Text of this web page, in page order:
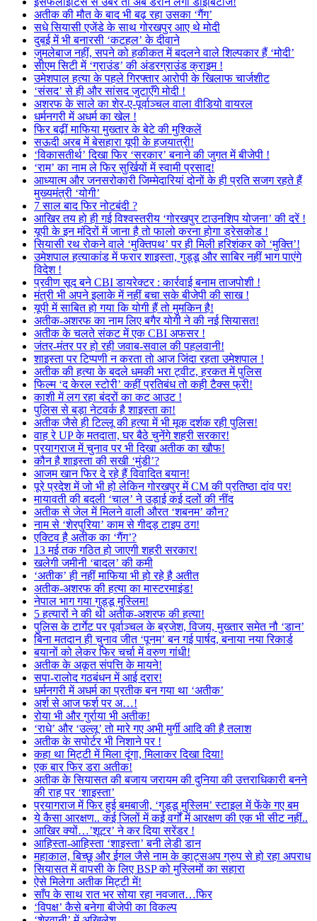
अतीक की मौत के बाद भी बढ़ रहा उसका ‘गैंग’
सधे सियासी एजेंडे के साथ गोरखपुर आए थे मोदी
दुबई में भी बनारसी ‘कटहल’ के दीवाने
जुमलेबाज नहीं, सपने को हकीकत में बदलने वाले शिल्पकार हैं ‘मोदी’
सीएम सिटी में ‘ग्राउंड’ की अंडरग्राउंड क्राइम !
उमेशपाल हत्या के पहले गिरफ्तार आरोपी के खिलाफ चार्जशीट
‘संसद’ से ही और सांसद जुटाएँगे मोदी !
अशरफ के साले का शेर-ए-पूर्वाञ्चल वाला वीडियो वायरल
धर्मनगरी में अधर्म का खेल !
फिर बढ़ीं माफिया मुख्तार के बेटे की मुश्किलें
सऊदी अरब में बेसहारा यूपी के हजयात्री!
‘विकासतीर्थ’ दिखा फिर ‘सरकार’ बनाने की जुगत में बीजेपी !
‘राम’ का नाम ले फिर सुर्खियों में स्वामी प्रसाद!
आध्यात्म और जनसरोकारी जिम्मेदारियां दोनों के ही प्रति सजग रहते हैं
मुख्यमंत्री ‘योगी’
7 साल बाद फिर नोटबंदी ?
आखिर तय हो ही गई विश्वस्तरीय ‘गोरखपुर टाउनशिप योजना’ की दरें !
यूपी के इन मंदिरों में जाना है तो फालो करना होगा ड्रेसकोड !
सियासी रथ रोकने वाले ‘मुक्तिपथ’ पर ही मिली हरिशंकर को ‘मुक्ति’!
उमेशपाल हत्याकांड में फरार शाइस्ता, गुड्डू और साबिर नहीं भाग पाएंगे
विदेश !
प्रवीण सूद बने CBI डायरेक्टर : कार्रवाई बनाम ताजपोशी !
मंत्री भी अपने इलाके में नहीं बचा सके बीजेपी की साख !
यूपी में साबित हो गया कि योगी हैं तो मुमकिन है!
अतीक-अशरफ का नाम लिए बगैर योगी ने की नई सियासत!
अतीक के चलते संकट में एक CBI अफसर !
जंतर-मंतर पर हो रही जवाब-सवाल की पहलवानी!
शाइस्ता पर टिप्पणी न करता तो आज जिंदा रहता उमेशपाल !
अतीक की हत्या के बदले धमकी भरा ट्वीट, हरकत में पुलिस
फिल्म ‘द केरल स्टोरी’ कहीं प्रतिबंध तो कही टैक्स फ्री!
काशी में लग रहा बंदरों का कट आउट !
पुलिस से बड़ा नेटवर्क है शाइस्ता का!
अतीक जैसे ही टिल्लू की हत्या में भी मूक दर्शक रही पुलिस!
वाह रे UP के मतदाता, घर बैठे चुनेंगे शहरी सरकार!
प्रयागराज में चुनाव पर भी दिखा अतीक का खौफ!
कौन है शाइस्ता की सखी ‘मुंडी’?
आजम खान फिर दे रहे हैं विवादित बयान!
पूरे प्रदेश में जो भी हो लेकिन गोरखपुर में CM की प्रतिष्ठा दांव पर!
मायावती की बदली ‘चाल’ ने उड़ाई कई दलों की नींद
अतीक से जेल में मिलने वाली औरत ‘शबनम’ कौन?
नाम से ‘शेरपुरिया’ काम से गीदड़ टाइप ठग!
एक्टिव है अतीक का ‘गैंग’?
13 मई तक गठित हो जाएगी शहरी सरकार!
खलेगी जमीनी ‘बादल’ की कमी
‘अतीक’ ही नहीं माफिया भी हो रहे है अतीत
अतीक-अशरफ की हत्या का मास्टरमाइंड!
नेपाल भाग गया गुड्डू मुस्लिम!
5 हत्यारों ने की थी अतीक-अशरफ की हत्या!
पुलिस के टार्गेट पर पूर्वाञ्चल के ब्रजेश, विजय, मुख्तार समेत नौ ‘डान’
बिना मतदान ही चुनाव जीत ‘पूनम’ बन गई पार्षद, बनाया नया रिकार्ड
बयानों को लेकर फिर चर्चा में वरुण गांधी!
अतीक के अकूत संपत्ति के मायने!
सपा-रालोद गठबंधन में आई दरार!
धर्मनगरी में अधर्म का प्रतीक बन गया था ‘अतीक’
अर्श से आज फर्श पर अ…!
रोया भी और गुर्राया भी अतीक!
‘राधे’ और ‘उल्लू’ तो मारे गए अभी मुर्गी आदि की है तलाश
अतीक के सपोर्टर भी निशाने पर !
कहा था मिट्टी में मिला दूंगा, मिलाकर दिखा दिया!
एक बार फिर डरा अतीक!
अतीक के सियासत की बजाय जरायम की दुनिया की उत्तराधिकारी बनने
की राह पर ‘शाइस्ता’
प्रयागराज में फिर हुई बमबाजी, ‘गुड्डू मुस्लिम’ स्टाइल में फेंके गए बम
ये कैसा आरक्षण.. कई जिलों में कई वर्गों में आरक्षण की एक भी सीट नहीं..
आखिर क्यों…’शूटर’ ने कर दिया सरेंडर !
आहिस्ता-आहिस्ता ‘शाइस्ता’ बनी लेडी डान
महाकाल, बिच्छू और ईगल जैसे नाम के व्हाट्सअप ग्रुप से हो रहा अपराध
सियासत में वापसी के लिए BSP को मुस्लिमों का सहारा
ऐसे मिलेगा अतीक मिट्टी में!
साँप के साथ रात भर सोया रहा नवजात…फिर
‘विपक्ष’ कैसे बनेगा बीजेपी का विकल्प